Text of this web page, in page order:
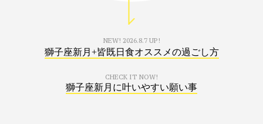
NEW! 2026.8.7 UP!
獅子座新月+皆既日食オススメの過ごし方
CHECK IT NOW!
獅子座新月に叶いやすい願い事